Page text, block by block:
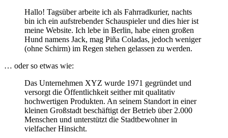
Hallo! Tagsüber arbeite ich als Fahrradkurier, nachts
bin ich ein aufstrebender Schauspieler und dies hier ist
meine Website. Ich lebe in Berlin, habe einen großen
Hund namens Jack, mag Piña Coladas, jedoch weniger
(ohne Schirm) im Regen stehen gelassen zu werden.
… oder so etwas wie:
Das Unternehmen XYZ wurde 1971 gegründet und
versorgt die Öffentlichkeit seither mit qualitativ
hochwertigen Produkten. An seinem Standort in einer
kleinen Großstadt beschäftigt der Betrieb über 2.000
Menschen und unterstützt die Stadtbewohner in
vielfacher Hinsicht.